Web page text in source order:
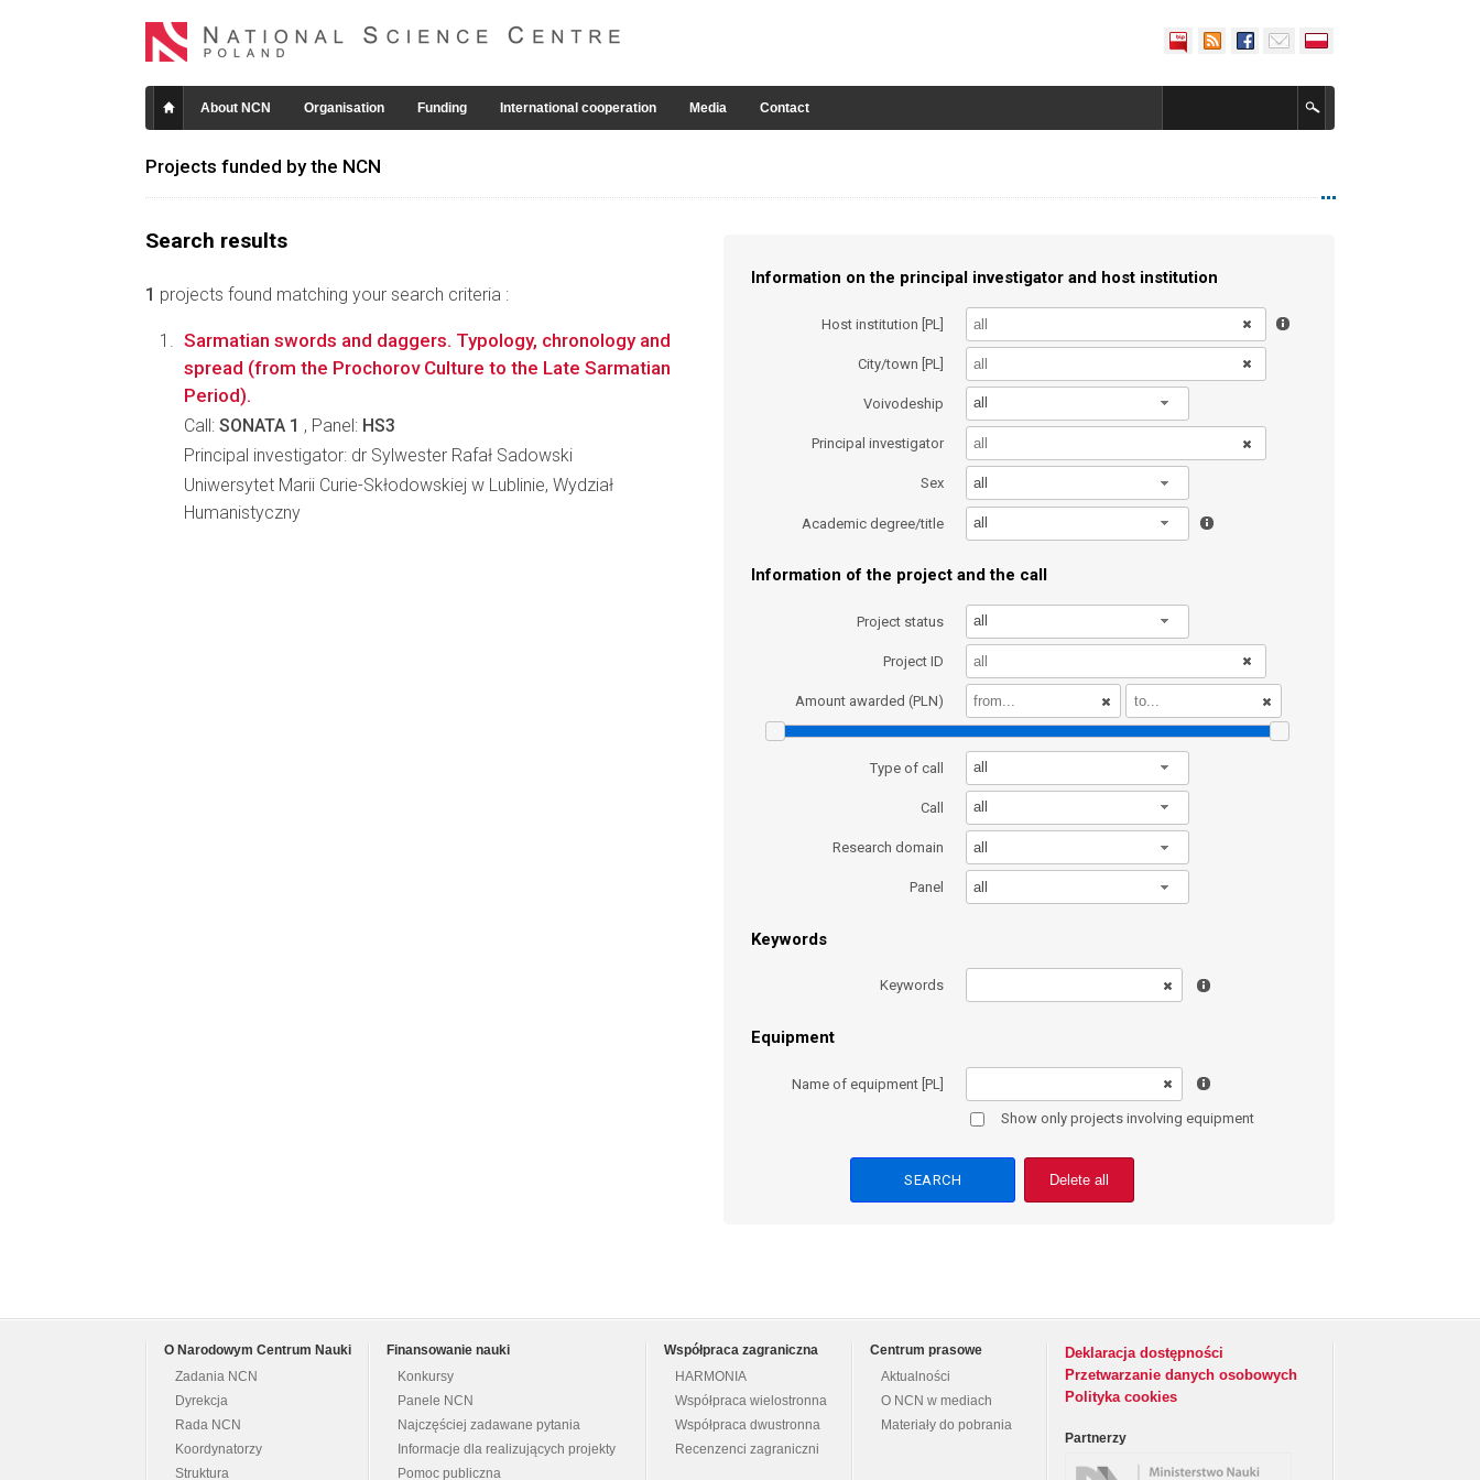
About NCN Organisation Funding International cooperation Media Contact
Projects funded by the NCN
Search results
1 projects found matching your search criteria :
Information on the principal investigator and host institution
Host institution [PL]
City/town [PL]
Voivodeship all
Principal investigator
Sex all
Academic degree/title all
Information of the project and the call
Project status all
Project ID
Amount awarded (PLN)
Type of call all
Call all
Research domain all
Panel all
Keywords
Keywords
Equipment
Name of equipment [PL]
Show only projects involving equipment
Delete all
Sarmatian swords and daggers. Typology, chronology and
spread (from the Prochorov Culture to the Late Sarmatian
Period).
Call: SONATA 1 , Panel: HS3
Principal investigator: dr Sylwester Rafał Sadowski
Uniwersytet Marii Curie-Skłodowskiej w Lublinie, Wydział
Humanistyczny
O Narodowym Centrum Nauki
Zadania NCN
Dyrekcja
Rada NCN
Koordynatorzy
Struktura
Finansowanie nauki
Konkursy
Panele NCN
Najczęściej zadawane pytania
Informacje dla realizujących projekty
Pomoc publiczna
Współpraca zagraniczna
HARMONIA
Współpraca wielostronna
Współpraca dwustronna
Recenzenci zagraniczni
Centrum prasowe
Aktualności
O NCN w mediach
Materiały do pobrania
Deklaracja dostępności
Przetwarzanie danych osobowych
Polityka cookies
Partnerzy